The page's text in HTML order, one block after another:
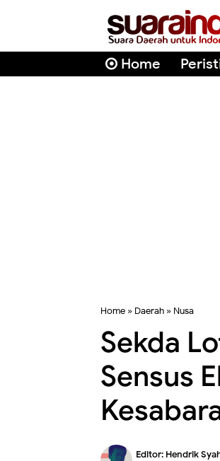
Home
Home » Daerah » Nusa
Sekda
Sensus
Editor: Hendrik